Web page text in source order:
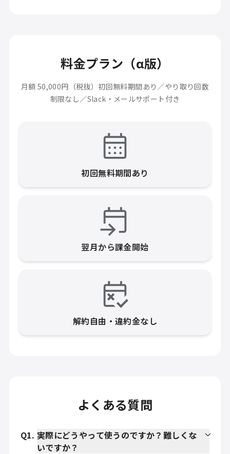
料金プラン（α版）
月額 50,000円（税抜）初回無料期間あり／やり取り回数
制限なし／Slack・メールサポート付き
初回無料期間あり
翌月から課金開始
解約自由・違約金なし
よくある質問
Q1. 実際にどうやって使うのですか？難しくな
いですか？